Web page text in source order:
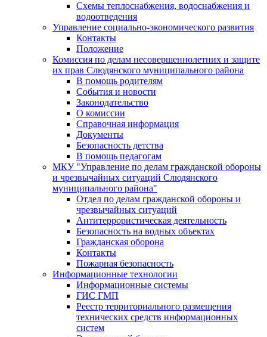
Схемы теплоснабжения, водоснабжения и
водоотведения
Управление социально-экономического развития
Контакты
Положение
Комиссия по делам несовершеннолетних и защите
их прав Слюдянского муниципального района
В помощь родителям
События и новости
Законодательство
О комиссии
Справочная информация
Документы
Безопасность детства
В помощь педагогам
МКУ "Управление по делам гражданской обороны
и чрезвычайных ситуаций Слюдянского
муниципального района"
Отдел по делам гражданской обороны и
чрезвычайных ситуаций
Антитеррористическая деятельность
Безопасность на водных объектах
Гражданская оборона
Контакты
Пожарная безопасность
Информационные технологии
Информационные системы
ГИС ГМП
Реестр территориального размещения
технических средств информационных
систем